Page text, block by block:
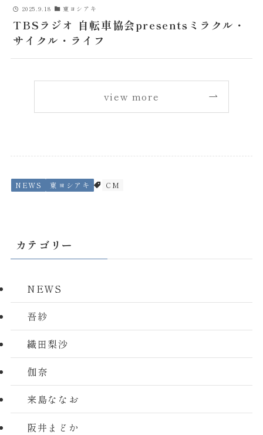
2025.9.18 東ヨシアキ
TBSラジオ 自転車協会presentsミラクル・
サイクル・ライフ
view more
NEWS 東ヨシアキ CM
カテゴリー
NEWS
吾紗
織田梨沙
伽奈
来島ななお
阪井まどか